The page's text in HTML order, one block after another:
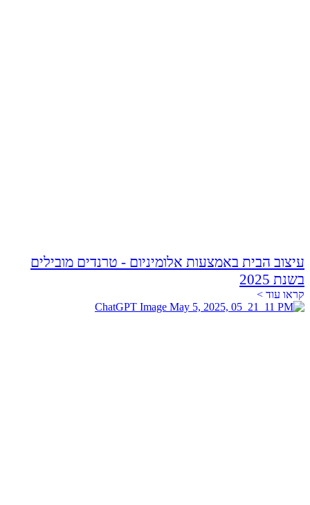
עיצוב הבית באמצעות אלומיניום - טרנדים מובילים
בשנת 2025
קראו עוד >